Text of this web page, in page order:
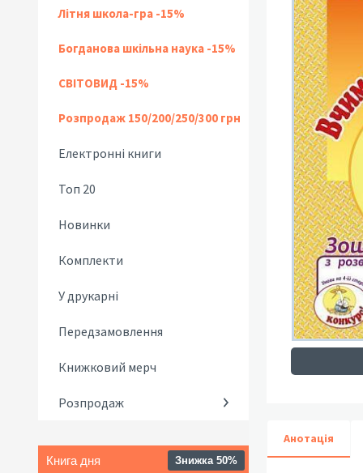
Літня школа-гра -15%
Богданова шкільна наука -15%
СВІТОВИД -15%
Розпродаж 150/200/250/300 грн
Електронні книги
Топ 20
Новинки
Комплекти
У друкарні
Передзамовлення
Книжковий мерч
Розпродаж
Книга дня Знижка 50%
Анотація